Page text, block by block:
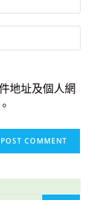
地址及個人網